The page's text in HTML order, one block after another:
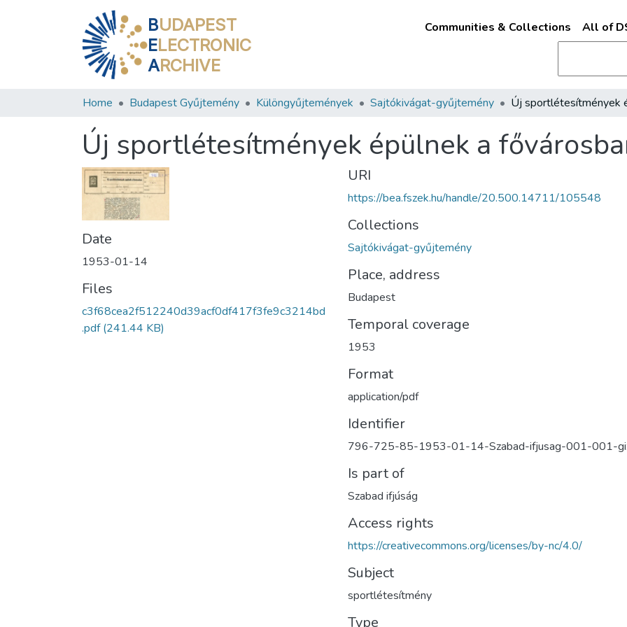
BUDAPEST
ELECTRONIC
ARCHIVE
Communities & Collections All of
Home Budapest Gyűjtemény Különgyűjtemények Sajtókivágat-gyűjtemény
Új sportlétesítmények épülnek a
Date
1953-01-14
Files
c3f68cea2f512240d39acf0df417f3fe9c3214bd
.pdf(241.44 KB)
URI
https://bea.fszek.hu/handle/20.500.14711/105548
Collections
Sajtókivágat-gyűjtemény
Place, address
Budapest
Temporal coverage
1953
Format
application/pdf
Identifier
796-725-85-1953-01-14-Szabad-ifjusag-001-001-
Is part of
Szabad ifjúság
Access rights
https://creativecommons.org/licenses/by-nc/4.0/
Subject
sportlétesítmény
Type